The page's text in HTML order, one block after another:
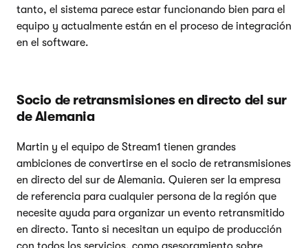
tanto, el sistema parece estar funcionando bien para el
equipo y actualmente están en el proceso de integración
en el software.
Socio de retransmisiones en directo del sur
de Alemania
Martin y el equipo de Stream1 tienen grandes
ambiciones de convertirse en el socio de retransmisiones
en directo del sur de Alemania. Quieren ser la empresa
de referencia para cualquier persona de la región que
necesite ayuda para organizar un evento retransmitido
en directo. Tanto si necesitan un equipo de producción